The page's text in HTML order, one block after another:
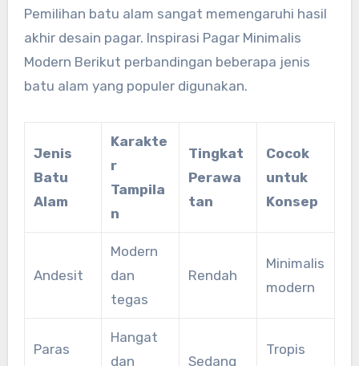
Pemilihan batu alam sangat memengaruhi hasil
akhir desain pagar. Inspirasi Pagar Minimalis
Modern Berikut perbandingan beberapa jenis
batu alam yang populer digunakan.
Jenis
Batu
Alam
Karakte
r
Tampila
n
Tingkat
Perawa
tan
Cocok
untuk
Konsep
Andesit
Modern
dan
tegas
Rendah
Minimalis
modern
Paras
Hangat
dan
Sedang
Tropis